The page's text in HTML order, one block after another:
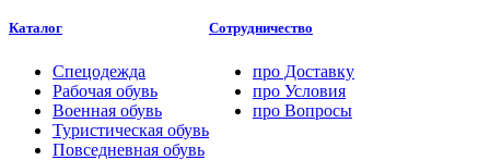
Каталог
Спецодежда
Рабочая обувь
Военная обувь
Туристическая обувь
Повседневная обувь
Сотрудничество
про Доставку
про Условия
про Вопросы